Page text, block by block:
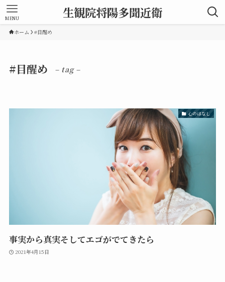
生観院将陽多聞近衛
MENU
ホーム #目醒め
#目醒め – tag –
心のはなし
事実から真実そしてエゴがでてきたら
2021年4月15日